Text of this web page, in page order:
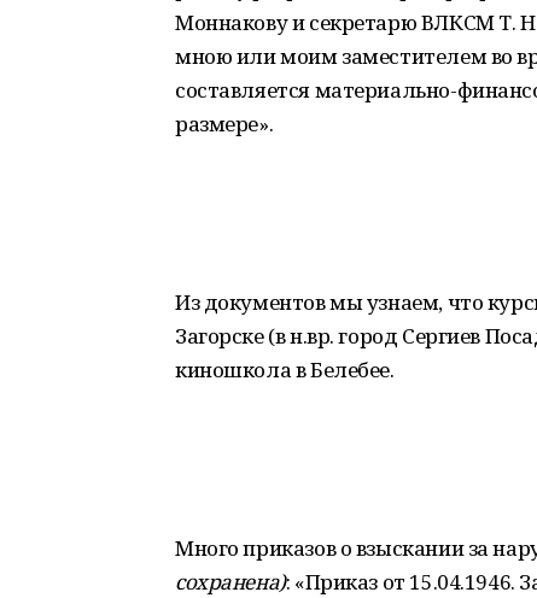
Моннакову и секретарю ВЛКСМ Т.
мною или моим заместителем во
составляется материально-
размере».
Из документов мы узнаем, что
Загорске (в н.вр. город Сергиев
киношкола в Белебее.
Много приказов о взыскании за
сохранена): «Приказ от 15.04.1946.